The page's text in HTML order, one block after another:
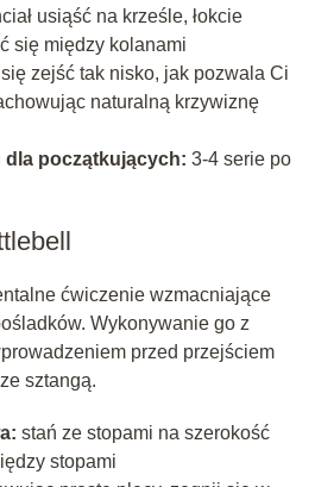
usiąść na krześle, łokcie
się między kolanami
zejść tak nisko, jak pozwala Ci
naturalną krzywiznę
dla początkujących: 3-4 serie po
ćwiczenie wzmacniające
Wykonywanie go z
przed przejściem
sztangą.
stań ze stopami na szerokość
stopami